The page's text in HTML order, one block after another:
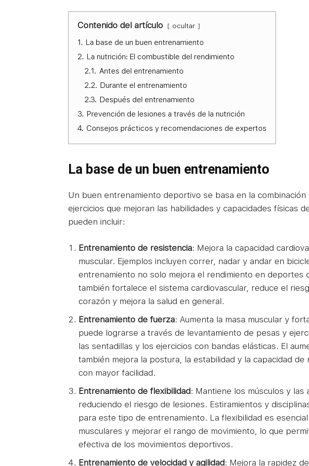
Contenido del artículo ocultar
1. La base de un buen entrenamiento
2. La nutrición: El combustible del rendimiento
2.1. Antes del entrenamiento
2.2. Durante el entrenamiento
2.3. Después del entrenamiento
3. Prevención de lesiones a través de la nutrición
4. Consejos prácticos y recomendaciones de expertos
La base de un buen entrenamiento
Un buen entrenamiento deportivo se basa en la
ejercicios que mejoran las habilidades y capacidades físicas
pueden incluir:
Entrenamiento de resistencia: Mejora la capacidad
muscular. Ejemplos incluyen correr, nadar y andar en
entrenamiento no solo mejora el rendimiento en deportes
también fortalece el sistema cardiovascular, reduce el
corazón y mejora la salud en general.
Entrenamiento de fuerza: Aumenta la masa muscular y
puede lograrse a través de levantamiento de pesas y
las sentadillas y los ejercicios con bandas elásticas. El
también mejora la postura, la estabilidad y la capacidad de
con mayor facilidad.
Entrenamiento de flexibilidad: Mantiene los músculos y las
reduciendo el riesgo de lesiones. Estiramientos y
para este tipo de entrenamiento. La flexibilidad es
musculares y mejorar el rango de movimiento, lo que
efectiva de los movimientos deportivos.
Entrenamiento de velocidad y agilidad: Mejora la rapidez